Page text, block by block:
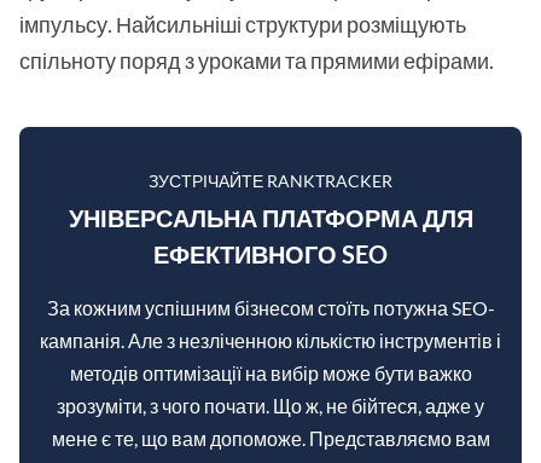
імпульсу. Найсильніші структури розміщують
спільноту поряд з уроками та прямими ефірами.
ЗУСТРІЧАЙТЕ RANKTRACKER
УНІВЕРСАЛЬНА ПЛАТФОРМА ДЛЯ
ЕФЕКТИВНОГО SEO
За кожним успішним бізнесом стоїть потужна SEO-
кампанія. Але з незліченною кількістю інструментів і
методів оптимізації на вибір може бути важко
зрозуміти, з чого почати. Що ж, не бійтеся, адже у
мене є те, що вам допоможе. Представляємо вам